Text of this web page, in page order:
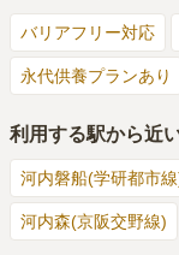
バリアフリー対応
永代供養プランあり
利用する駅から近
河内磐船(学研都市
河内森(京阪交野線)